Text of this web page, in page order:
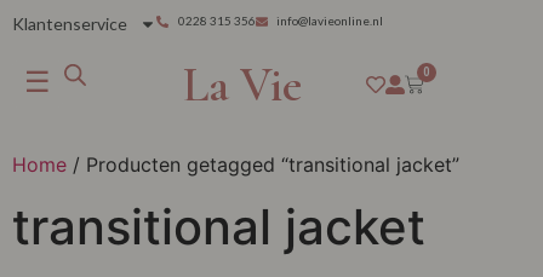
Klantenservice 0228 315 356 info@lavieonline.nl
☰ La Vie 0
Home / Producten getagged “transitional jacket”
transitional jacket